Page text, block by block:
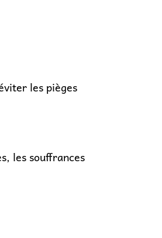
les pièges
les souffrances